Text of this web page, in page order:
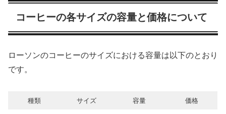
コーヒーの各サイズの容量と価格について
ローソンのコーヒーのサイズにおける容量は以下のとおり
です。
種類 サイズ 容量 価格